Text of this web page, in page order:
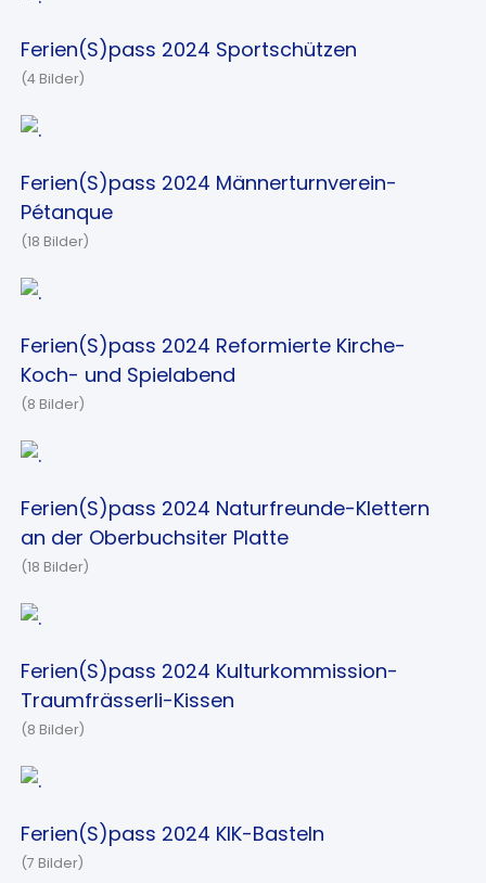
Ferien(S)pass 2024 Sportschützen
(4 Bilder)
Ferien(S)pass 2024 Männerturnverein-
Pétanque
(18 Bilder)
Ferien(S)pass 2024 Reformierte Kirche-
Koch- und Spielabend
(8 Bilder)
Ferien(S)pass 2024 Naturfreunde-Klettern
an der Oberbuchsiter Platte
(18 Bilder)
Ferien(S)pass 2024 Kulturkommission-
Traumfrässerli-Kissen
(8 Bilder)
Ferien(S)pass 2024 KIK-Basteln
(7 Bilder)